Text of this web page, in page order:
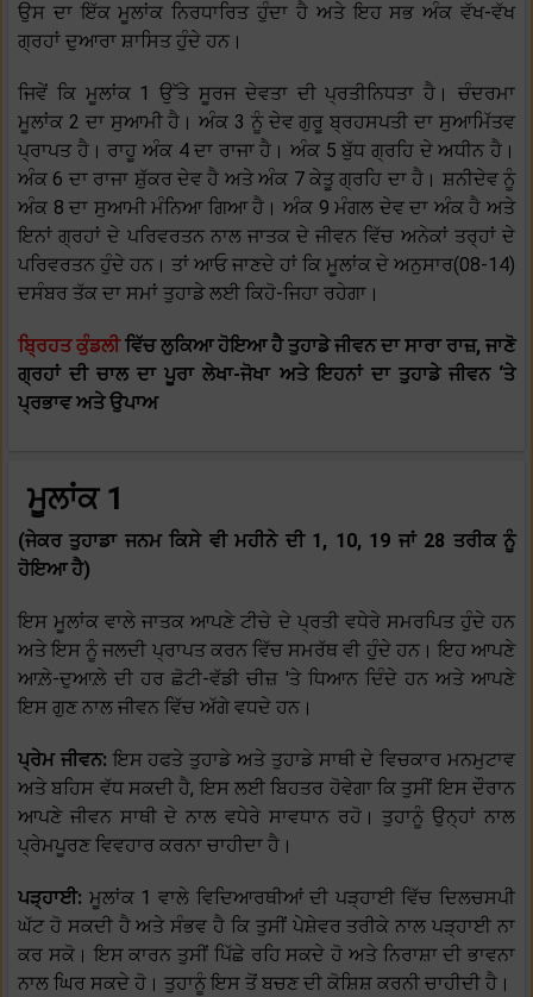
ਉਸ ਦਾ ਇੱਕ ਮੂਲਾਂਕ ਨਿਰਧਾਰਿਤ ਹੁੰਦਾ ਹੈ ਅਤੇ ਇਹ ਸਭ ਅੰਕ ਵੱਖ-ਵੱਖ
ਗ੍ਰਹਾਂ ਦੁਆਰਾ ਸ਼ਾਸਿਤ ਹੁੰਦੇ ਹਨ।
ਜਿਵੇਂ ਕਿ ਮੂਲਾਂਕ 1 ਉੱਤੇ ਸੂਰਜ ਦੇਵਤਾ ਦੀ ਪ੍ਰਤੀਨਿਧਤਾ ਹੈ। ਚੰਦਰਮਾ
ਮੂਲਾਂਕ 2 ਦਾ ਸੁਆਮੀ ਹੈ। ਅੰਕ 3 ਨੂੰ ਦੇਵ ਗੁਰੂ ਬ੍ਰਹਸਪਤੀ ਦਾ ਸੁਆਮਿੱਤਵ
ਪ੍ਰਾਪਤ ਹੈ। ਰਾਹੂ ਅੰਕ 4 ਦਾ ਰਾਜਾ ਹੈ। ਅੰਕ 5 ਬੁੱਧ ਗ੍ਰਹਿ ਦੇ ਅਧੀਨ ਹੈ।
ਅੰਕ 6 ਦਾ ਰਾਜਾ ਸ਼ੁੱਕਰ ਦੇਵ ਹੈ ਅਤੇ ਅੰਕ 7 ਕੇਤੂ ਗ੍ਰਹਿ ਦਾ ਹੈ। ਸ਼ਨੀਦੇਵ ਨੂੰ
ਅੰਕ 8 ਦਾ ਸੁਆਮੀ ਮੰਨਿਆ ਗਿਆ ਹੈ। ਅੰਕ 9 ਮੰਗਲ ਦੇਵ ਦਾ ਅੰਕ ਹੈ ਅਤੇ
ਇਨਾਂ ਗ੍ਰਹਾਂ ਦੇ ਪਰਿਵਰਤਨ ਨਾਲ ਜਾਤਕ ਦੇ ਜੀਵਨ ਵਿੱਚ ਅਨੇਕਾਂ ਤਰ੍ਹਾਂ ਦੇ
ਪਰਿਵਰਤਨ ਹੁੰਦੇ ਹਨ। ਤਾਂ ਆਓ ਜਾਣਦੇ ਹਾਂ ਕਿ ਮੂਲਾਂਕ ਦੇ ਅਨੁਸਾਰ(08-14)
ਦਸੰਬਰ ਤੱਕ ਦਾ ਸਮਾਂ ਤੁਹਾਡੇ ਲਈ ਕਿਹੋ-ਜਿਹਾ ਰਹੇਗਾ।
ਬ੍ਰਿਹਤ ਕੁੰਡਲੀਵਿੱਚ ਲੁਕਿਆ ਹੋਇਆ ਹੈ ਤੁਹਾਡੇ ਜੀਵਨ ਦਾ ਸਾਰਾ ਰਾਜ਼, ਜਾਣੋ
ਗ੍ਰਹਾਂ ਦੀ ਚਾਲ ਦਾ ਪੂਰਾ ਲੇਖਾ-ਜੋਖਾ ਅਤੇ ਇਹਨਾਂ ਦਾ ਤੁਹਾਡੇ ਜੀਵਨ ‘ਤੇ
ਪ੍ਰਭਾਵ ਅਤੇ ਉਪਾਅ
ਮੂਲਾਂਕ 1
(ਜੇਕਰ ਤੁਹਾਡਾ ਜਨਮ ਕਿਸੇ ਵੀ ਮਹੀਨੇ ਦੀ 1, 10, 19 ਜਾਂ 28 ਤਰੀਕ ਨੂੰ
ਹੋਇਆ ਹੈ)
ਇਸ ਮੂਲਾਂਕ ਵਾਲੇ ਜਾਤਕ ਆਪਣੇ ਟੀਚੇ ਦੇ ਪ੍ਰਤੀ ਵਧੇਰੇ ਸਮਰਪਿਤ ਹੁੰਦੇ ਹਨ
ਅਤੇ ਇਸ ਨੂੰ ਜਲਦੀ ਪ੍ਰਾਪਤ ਕਰਨ ਵਿੱਚ ਸਮਰੱਥ ਵੀ ਹੁੰਦੇ ਹਨ। ਇਹ ਆਪਣੇ
ਆਲ਼ੇ-ਦੁਆਲ਼ੇ ਦੀ ਹਰ ਛੋਟੀ-ਵੱਡੀ ਚੀਜ਼ 'ਤੇ ਧਿਆਨ ਦਿੰਦੇ ਹਨ ਅਤੇ ਆਪਣੇ
ਇਸ ਗੁਣ ਨਾਲ ਜੀਵਨ ਵਿੱਚ ਅੱਗੇ ਵਧਦੇ ਹਨ।
ਪ੍ਰੇਮ ਜੀਵਨ:ਇਸ ਹਫਤੇ ਤੁਹਾਡੇ ਅਤੇ ਤੁਹਾਡੇ ਸਾਥੀ ਦੇ ਵਿਚਕਾਰ ਮਨਮੁਟਾਵ
ਅਤੇ ਬਹਿਸ ਵੱਧ ਸਕਦੀ ਹੈ, ਇਸ ਲਈ ਬਿਹਤਰ ਹੋਵੇਗਾ ਕਿ ਤੁਸੀਂ ਇਸ ਦੌਰਾਨ
ਆਪਣੇ ਜੀਵਨ ਸਾਥੀ ਦੇ ਨਾਲ ਵਧੇਰੇ ਸਾਵਧਾਨ ਰਹੋ। ਤੁਹਾਨੂੰ ਉਨ੍ਹਾਂ ਨਾਲ
ਪ੍ਰੇਮਪੂਰਣ ਵਿਵਹਾਰ ਕਰਨਾ ਚਾਹੀਦਾ ਹੈ।
ਪੜ੍ਹਾਈ: ਮੂਲਾਂਕ 1 ਵਾਲੇ ਵਿਦਿਆਰਥੀਆਂ ਦੀ ਪੜ੍ਹਾਈ ਵਿੱਚ ਦਿਲਚਸਪੀ
ਘੱਟ ਹੋ ਸਕਦੀ ਹੈ ਅਤੇ ਸੰਭਵ ਹੈ ਕਿ ਤੁਸੀਂ ਪੇਸ਼ੇਵਰ ਤਰੀਕੇ ਨਾਲ ਪੜ੍ਹਾਈ ਨਾ
ਕਰ ਸਕੋ। ਇਸ ਕਾਰਨ ਤੁਸੀਂ ਪਿੱਛੇ ਰਹਿ ਸਕਦੇ ਹੋ ਅਤੇ ਨਿਰਾਸ਼ਾ ਦੀ ਭਾਵਨਾ
ਨਾਲ ਘਿਰ ਸਕਦੇ ਹੋ। ਤੁਹਾਨੂੰ ਇਸ ਤੋਂ ਬਚਣ ਦੀ ਕੋਸ਼ਿਸ਼ ਕਰਨੀ ਚਾਹੀਦੀ ਹੈ।